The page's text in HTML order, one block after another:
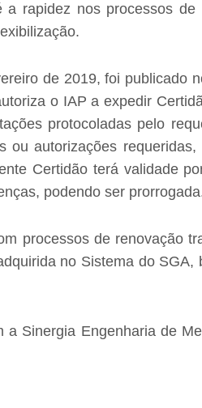
rapidez nos processos de
de 2019, foi publicado
o IAP a expedir
protocoladas pelo
ou autorizações
Certidão terá validade
podendo ser
processos de renovação
no Sistema do SGA,
Sinergia Engenharia de